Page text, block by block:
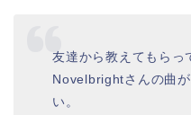
友達から教えてもらっ
Novelbrightさんの曲
い。